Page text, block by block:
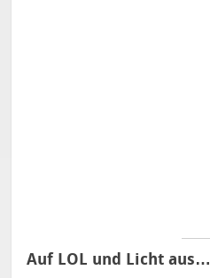
Auf LOL und Licht aus…